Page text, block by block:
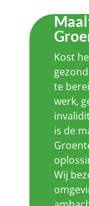
Kost
te
werk,
is de
Wij